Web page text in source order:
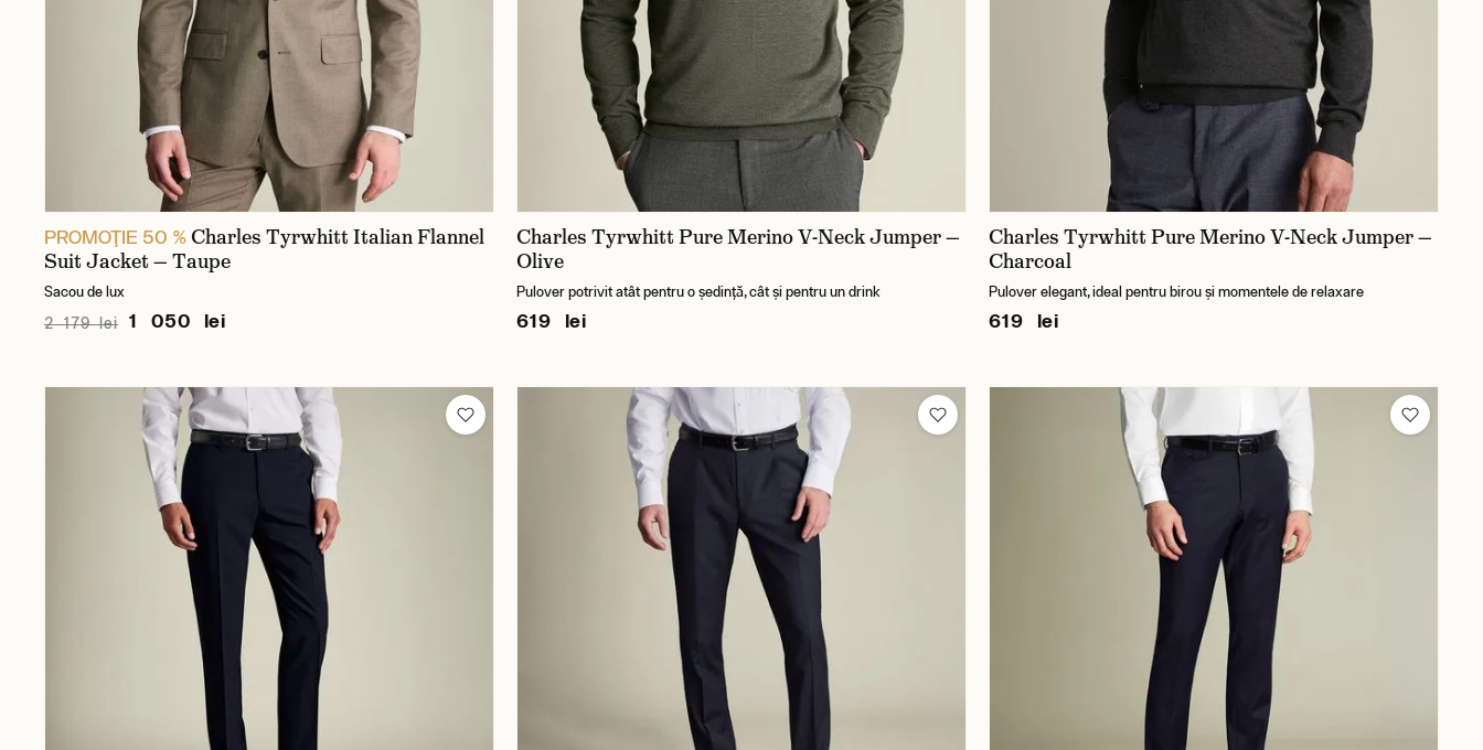
PROMOŢIE 50 %Charles Tyrwhitt Italian Flannel
Suit Jacket — Taupe
Sacou de lux
2 179 lei 1 050 lei
Charles Tyrwhitt Pure Merino V-Neck Jumper —
Olive
Pulover potrivit atât pentru o ședință, cât și pentru un drink
619 lei
Charles Tyrwhitt Pure Merino V-Neck Jumper —
Charcoal
Pulover elegant, ideal pentru birou și momentele de relaxare
619 lei